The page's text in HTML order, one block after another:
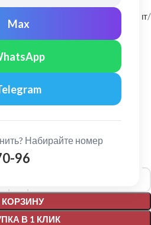
Max
Набирайте номер
96
Металлический сайдинг и софит
простая
мм, длина 2м. Ral
КОРЗИНУ
В 1 КЛИК